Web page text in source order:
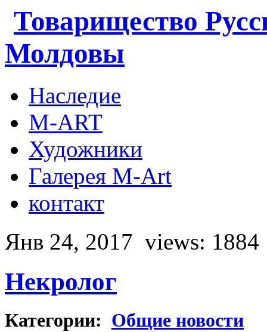
Товарищество
Молдовы
Наследие
M-ART
Художники
Галерея M-Art
контакт
Янв 24, 2017 views: 1884
Некролог
Категории: Общие новости